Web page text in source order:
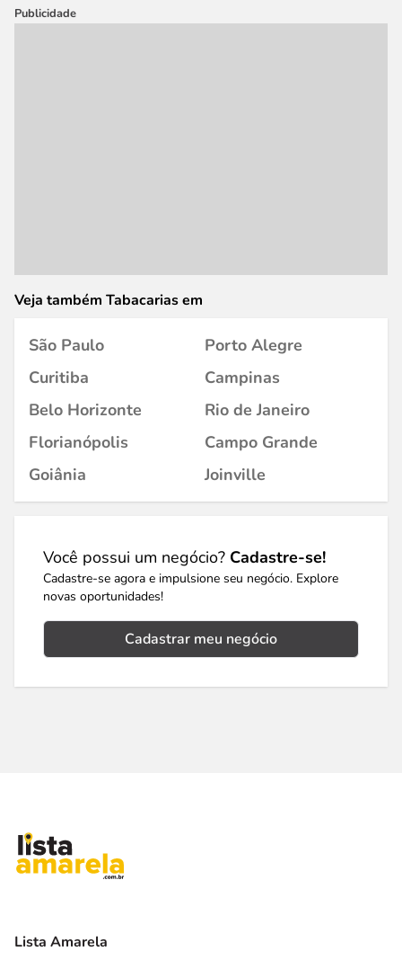
Publicidade
Veja também Tabacarias em
São Paulo
Porto Alegre
Curitiba
Campinas
Belo Horizonte
Rio de Janeiro
Florianópolis
Campo Grande
Goiânia
Joinville
Você possui um negócio? Cadastre-se!
Cadastre-se agora e impulsione seu negócio. Explore
novas oportunidades!
Cadastrar meu negócio
Lista Amarela